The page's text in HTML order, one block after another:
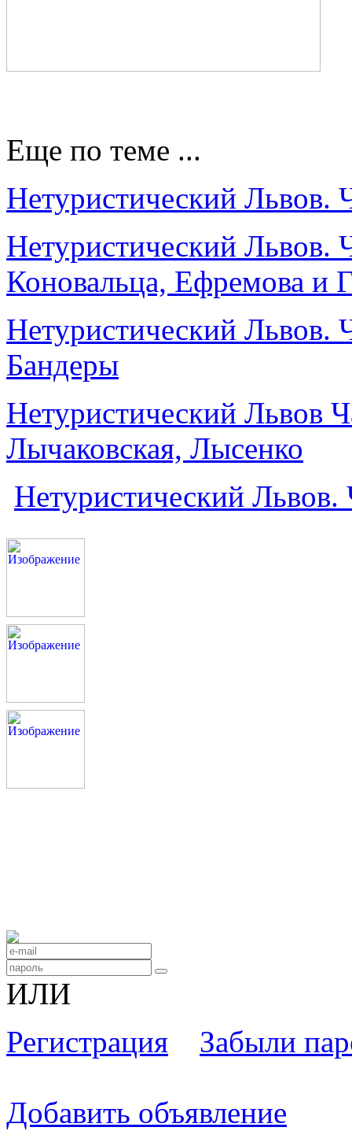
Еще по теме ...
Нетуристический Львов.
Нетуристический Львов.
Коновальца, Ефремова и
Нетуристический Львов.
Бандеры
Нетуристический Львов
Лычаковская, Лысенко
Нетуристический
ИЛИ
Регистрация
Забыли
Добавить объявление